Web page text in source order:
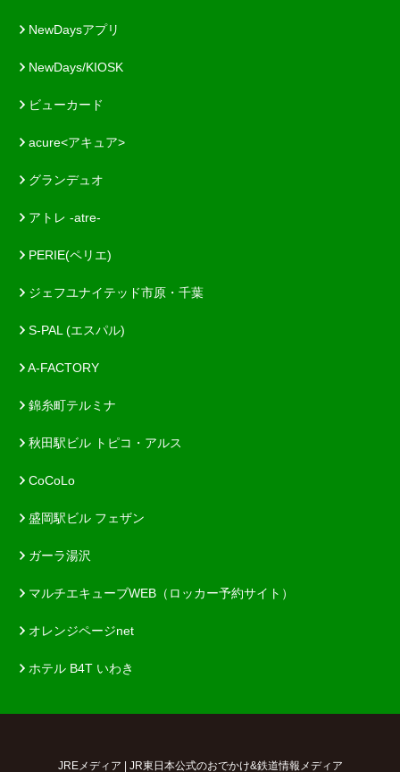
NewDaysアプリ
NewDays/KIOSK
ビューカード
acure<アキュア>
グランデュオ
アトレ -atre-
PERIE(ペリエ)
ジェフユナイテッド市原・千葉
S-PAL (エスパル)
A-FACTORY
錦糸町テルミナ
秋田駅ビル トピコ・アルス
CoCoLo
盛岡駅ビル フェザン
ガーラ湯沢
マルチエキューブWEB（ロッカー予約サイト）
オレンジページnet
ホテル B4T いわき
JREメディア | JR東日本公式のおでかけ&鉄道情報メディア